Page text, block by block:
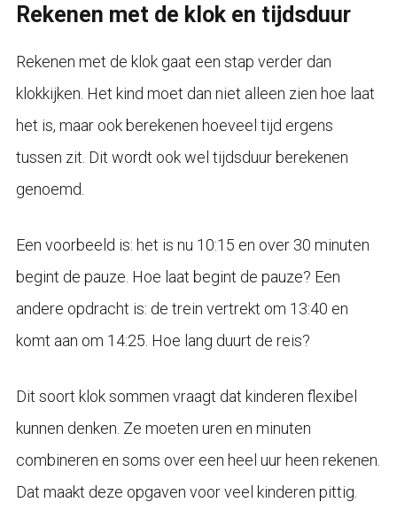
Rekenen met de klok en tijdsduur
Rekenen met de klok gaat een stap verder dan
klokkijken. Het kind moet dan niet alleen zien hoe laat
het is, maar ook berekenen hoeveel tijd ergens
tussen zit. Dit wordt ook wel tijdsduur berekenen
genoemd.
Een voorbeeld is: het is nu 10:15 en over 30 minuten
begint de pauze. Hoe laat begint de pauze? Een
andere opdracht is: de trein vertrekt om 13:40 en
komt aan om 14:25. Hoe lang duurt de reis?
Dit soort klok sommen vraagt dat kinderen flexibel
kunnen denken. Ze moeten uren en minuten
combineren en soms over een heel uur heen rekenen.
Dat maakt deze opgaven voor veel kinderen pittig.